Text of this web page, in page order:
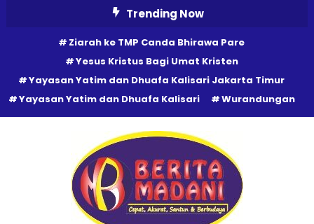
Trending Now
Ziarah ke TMP Canda Bhirawa Pare
Yesus Kristus Bagi Umat Kristen
Yayasan Yatim dan Dhuafa Kalisari Jakarta Timur
Yayasan Yatim dan Dhuafa Kalisari
Wurandungan